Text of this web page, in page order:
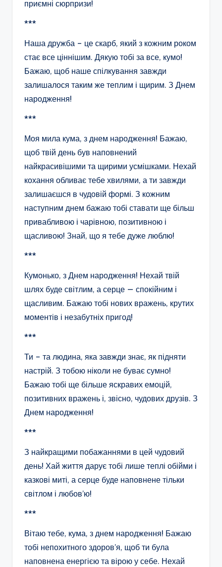
приємні сюрпризи!
***
Наша дружба – це скарб, який з кожним роком
стає все ціннішим. Дякую тобі за все, кумо!
Бажаю, щоб наше спілкування завжди
залишалося таким же теплим і щирим. З Днем
народження!
***
Моя мила кума, з днем народження! Бажаю,
щоб твій день був наповнений
найкрасивішими та щирими усмішками. Нехай
кохання обливає тебе хвилями, а ти завжди
залишаєшся в чудовій формі. З кожним
наступним днем бажаю тобі ставати ще більш
привабливою і чарівною, позитивною і
щасливою! Знай, що я тебе дуже люблю!
***
Кумонько, з Днем народження! Нехай твій
шлях буде світлим, а серце — спокійним і
щасливим. Бажаю тобі нових вражень, крутих
моментів і незабутніх пригод!
***
Ти – та людина, яка завжди знає, як підняти
настрій. З тобою ніколи не буває сумно!
Бажаю тобі ще більше яскравих емоцій,
позитивних вражень і, звісно, чудових друзів. З
Днем народження!
***
З найкращими побажаннями в цей чудовий
день! Хай життя дарує тобі лише теплі обійми і
казкові миті, а серце буде наповнене тільки
світлом і любов’ю!
***
Вітаю тебе, кума, з днем народження! Бажаю
тобі непохитного здоров’я, щоб ти була
наповнена енергією та вірою у себе. Нехай